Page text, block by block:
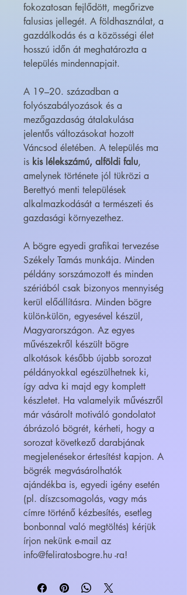
fokozatosan fejlődött, megőrizve
falusias jellegét. A földhasználat, a
gazdálkodás és a közösségi élet
hosszú időn át meghatározta a
település mindennapjait.
A 19–20. században a
folyószabályozások és a
mezőgazdaság átalakulása
jelentős változásokat hozott
Váncsod életében. A település ma
is kis lélekszámú, alföldi falu,
amelynek története jól tükrözi a
Berettyó menti települések
alkalmazkodását a természeti és
gazdasági környezethez.
A bögre egyedi grafikai tervezése
Székely Tamás munkája. Minden
példány sorszámozott és minden
szériából csak bizonyos mennyiség
kerül előállításra. Minden bögre
külön-külön, egyesével készül,
Magyarországon. Az egyes
művészekről készült bögre
alkotások később újabb sorozat
példányokkal egészülhetnek ki,
így adva ki majd egy komplett
készletet. Ha valamelyik művészről
már vásárolt motiváló gondolatot
ábrázoló bögrét, kérheti, hogy a
sorozat következő darabjának
megjelenésekor értesítést kapjon. A
bögrék megvásárolhatók
ajándékba is, egyedi igény esetén
(pl. díszcsomagolás, vagy más
címre történő kézbesítés, esetleg
bonbonnal való megtöltés) kérjük
írjon nekünk e-mail az
info@feliratosbogre.hu -ra!